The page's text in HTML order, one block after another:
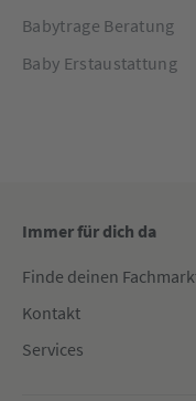
Babytrage Beratung
Baby Erstaustattung
Immer für dich da
Finde deinen
Kontakt
Services